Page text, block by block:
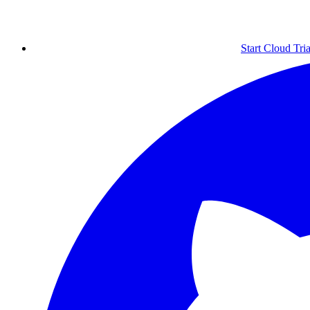
Start Cloud